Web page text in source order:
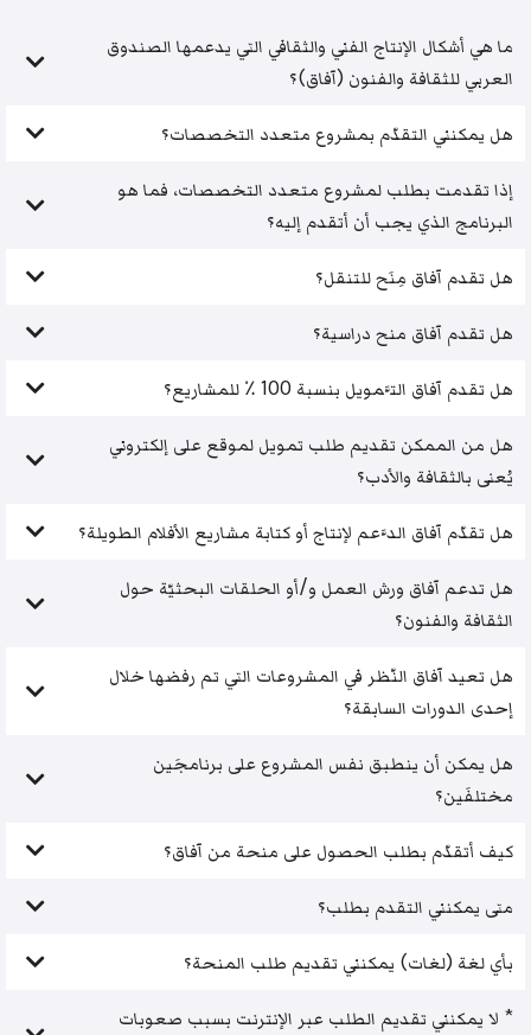
ما هي أشكال الإنتاج الفني والثقافي التي يدعمها الصندوق
العربي للثقافة والفنون (آفاق)؟
هل يمكنني التقدّم بمشروع متعدد التخصصات؟
إذا تقدمت بطلب لمشروع متعدد التخصصات، فما هو
البرنامج الذي يجب أن أتقدم إليه؟
هل تقدم آفاق مِنَح للتنقل؟
هل تقدم آفاق منح دراسية؟
هل تقدم آفاق التَّمويل بنسبة 100 ٪ للمشاريع؟
هل من الممكن تقديم طلب تمويل لموقع على إلكتروني
يُعنى بالثقافة والأدب؟
هل تقدّم آفاق الدَّعم لإنتاج أو كتابة مشاريع الأفلام الطويلة؟
هل تدعم آفاق ورش العمل و/أو الحلقات البحثيّة حول
الثقافة والفنون؟
هل تعيد آفاق النّظر في المشروعات التي تم رفضها خلال
إحدى الدورات السابقة؟
هل يمكن أن ينطبق نفس المشروع على برنامجَين
مختلفَين؟
كيف أتقدّم بطلب الحصول على منحة من آفاق؟
متى يمكنني التقدم بطلب؟
بأي لغة (لغات) يمكنني تقديم طلب المنحة؟
* لا يمكنني تقديم الطلب عبر الإنترنت بسبب صعوبات